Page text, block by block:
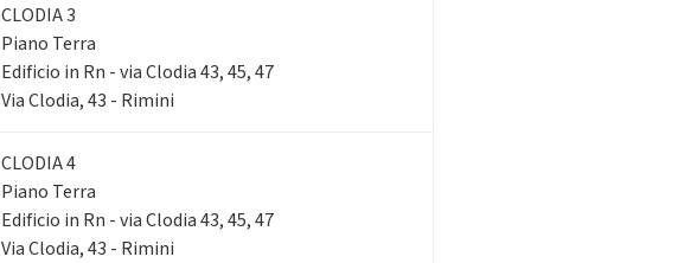
CLODIA 3
Piano Terra
Edificio in Rn - via Clodia 43, 45, 47
Via Clodia, 43 - Rimini
CLODIA 4
Piano Terra
Edificio in Rn - via Clodia 43, 45, 47
Via Clodia, 43 - Rimini